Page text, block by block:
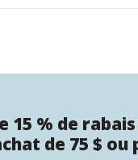
15 % de
de 75 $ ou